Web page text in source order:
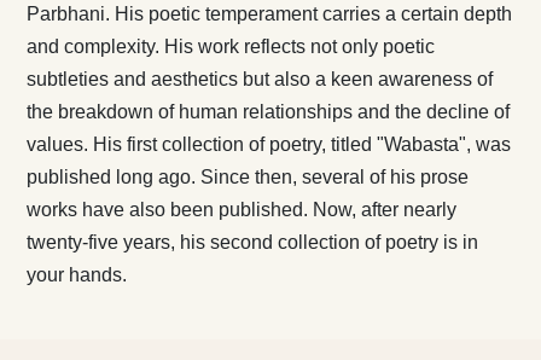
Parbhani. His poetic temperament carries a certain depth
and complexity. His work reflects not only poetic
subtleties and aesthetics but also a keen awareness of
the breakdown of human relationships and the decline of
values. His first collection of poetry, titled "Wabasta", was
published long ago. Since then, several of his prose
works have also been published. Now, after nearly
twenty-five years, his second collection of poetry is in
your hands.